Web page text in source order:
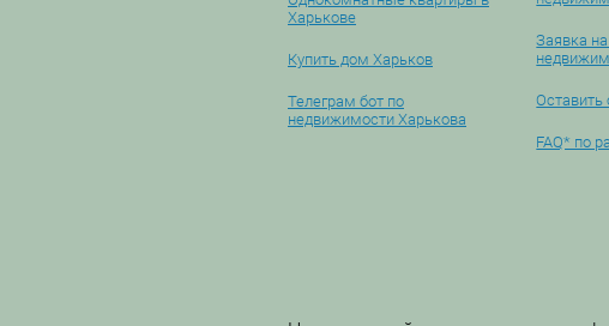
Харькове
Купить дом Харьков
Телеграм бот по
недвижимости Харькова
Заявка
Оставить
FAQ* по